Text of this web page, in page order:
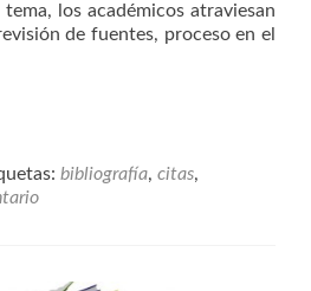
los académicos atraviesan
de fuentes, proceso en el
bibliografía, citas,